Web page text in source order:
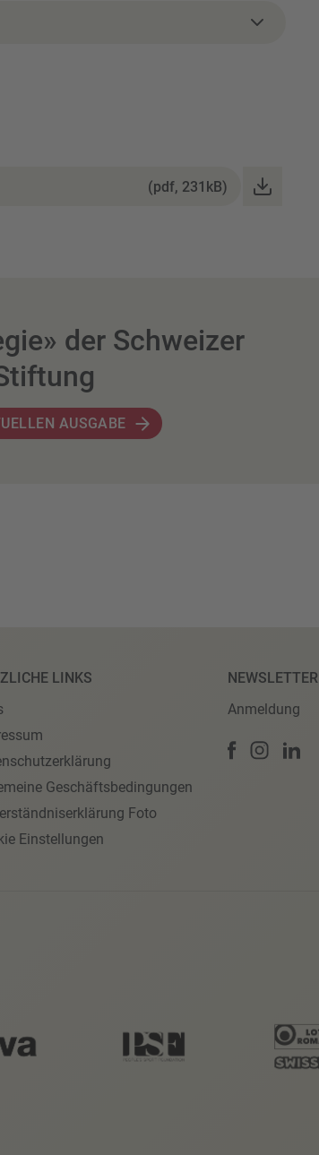
(pdf, 231kB)
der Schweizer
AUSGABE
LINKS
Geschäftsbedingungen
Foto
Einstellungen
NEWSLETTER
Anmeldung